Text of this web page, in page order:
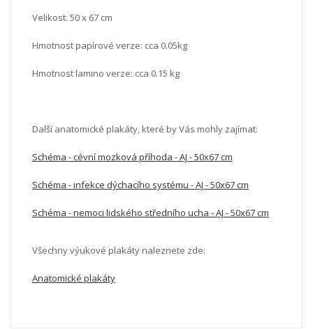
Velikost: 50 x 67 cm
Hmotnost papírové verze: cca 0.05kg
Hmotnost lamino verze: cca 0.15 kg
Další anatomické plakáty, které by Vás mohly zajímat:
Schéma - cévní mozková příhoda - AJ - 50x67 cm
Schéma - infekce dýchacího systému - AJ - 50x67 cm
Schéma - nemoci lidského středního ucha - AJ - 50x67 cm
Všechny výukové plakáty naleznete zde:
Anatomické plakáty